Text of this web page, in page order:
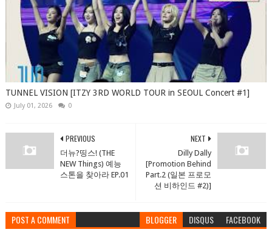
TUNNEL VISION [ITZY 3RD WORLD TOUR in SEOUL Concert #1]
July 01, 2026 0
NEXT
Dilly Dally
[Promotion Behind
Part.2 (일본 프로모
션 비하인드 #2)]
PREVIOUS
더뉴?띵스! (THE
NEW Things) 예능
스톤을 찾아라 EP.01
POST A COMMENT BLOGGER DISQUS FACEBOOK